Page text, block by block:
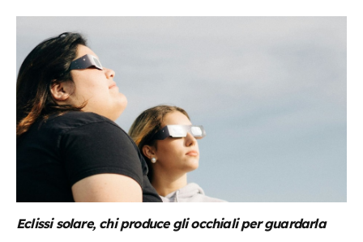
Eclissi solare, chi produce gli occhiali per guardarla